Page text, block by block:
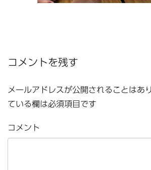
コメントを残す
メールアドレスが公開されることはあ
ている欄は必須項目です
コメント